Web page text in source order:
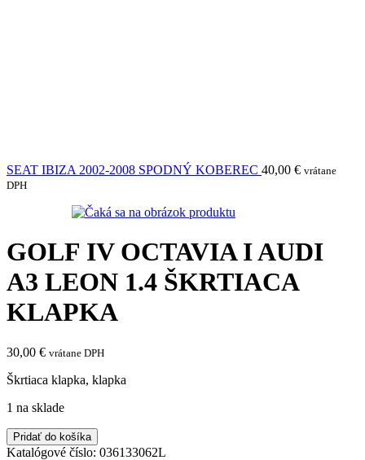
SEAT IBIZA 2002-2008 SPODNÝ KOBEREC 40,00 € vrátane
DPH
GOLF IV OCTAVIA I AUDI
A3 LEON 1.4 ŠKRTIACA
KLAPKA
30,00 € vrátane DPH
Škrtiaca klapka, klapka
1 na sklade
množstvo
GOLF
Pridať do košíka
Katalógové číslo: 036133062L